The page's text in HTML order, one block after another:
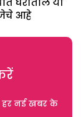
घरातील या
आहे
हर नई खबर के